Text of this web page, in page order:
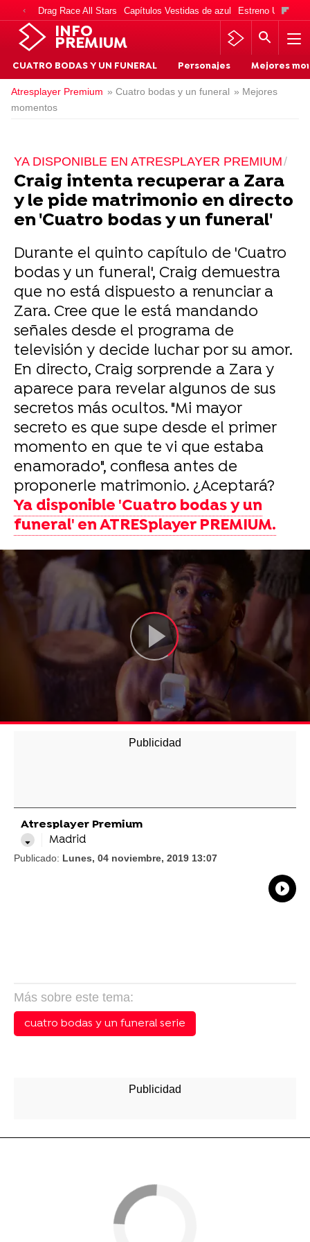
Drag Race All Stars Capítulos Vestidas de azul Estreno Una
INFO
PREMIUM
CUATRO BODAS Y UN FUNERAL Personajes Mejores
Atresplayer Premium » Cuatro bodas y un funeral
» Mejores
momentos
YA DISPONIBLE EN ATRESPLAYER PREMIUM
Craig intenta recuperar a Zara
y le pide matrimonio en directo
en 'Cuatro bodas y un funeral'
Durante el quinto capítulo de 'Cuatro
bodas y un funeral', Craig demuestra
que no está dispuesto a renunciar a
Zara. Cree que le está mandando
señales desde el programa de
televisión y decide luchar por su amor.
En directo, Craig sorprende a Zara y
aparece para revelar algunos de sus
secretos más ocultos. "Mi mayor
secreto es que supe desde el primer
momento en que te vi que estaba
enamorado", confiesa antes de
proponerle matrimonio. ¿Aceptará?
Ya disponible 'Cuatro bodas y un
funeral' en ATRESplayer PREMIUM.
Atresplayer Premium
Madrid
Publicado: Lunes, 04 noviembre, 2019 13:07
Más sobre este tema:
cuatro bodas y un funeral serie